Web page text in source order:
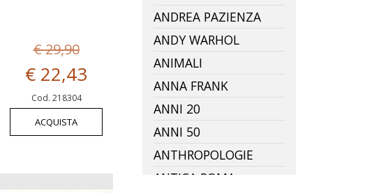
€ 29,90
€ 22,43
Cod. 218304
ACQUISTA
ANDREA PAZIENZA
ANDY WARHOL
ANIMALI
ANNA FRANK
ANNI 20
ANNI 50
ANTHROPOLOGIE
ANTICA ROMA